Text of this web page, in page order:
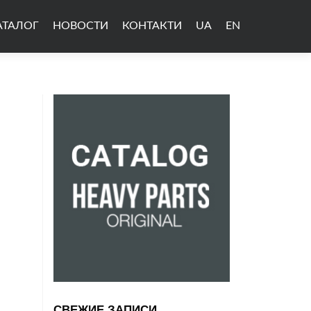
НОВОСТИ КОНТАКТИ UA EN